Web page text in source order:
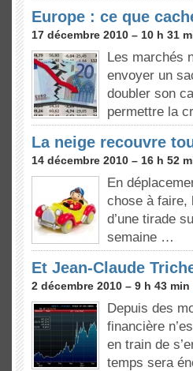
Europe : ce que
17 décembre 2010 – 10 h 31
Les marchés
envoyer un
doubler son
permettre la
La neige recouvre
14 décembre 2010 – 16 h 52
En
chose à faire,
d’une tirade
semaine …
Et Jean-Claude
2 décembre 2010 – 9 h 43 min
Depuis des
financière
en train de
temps sera